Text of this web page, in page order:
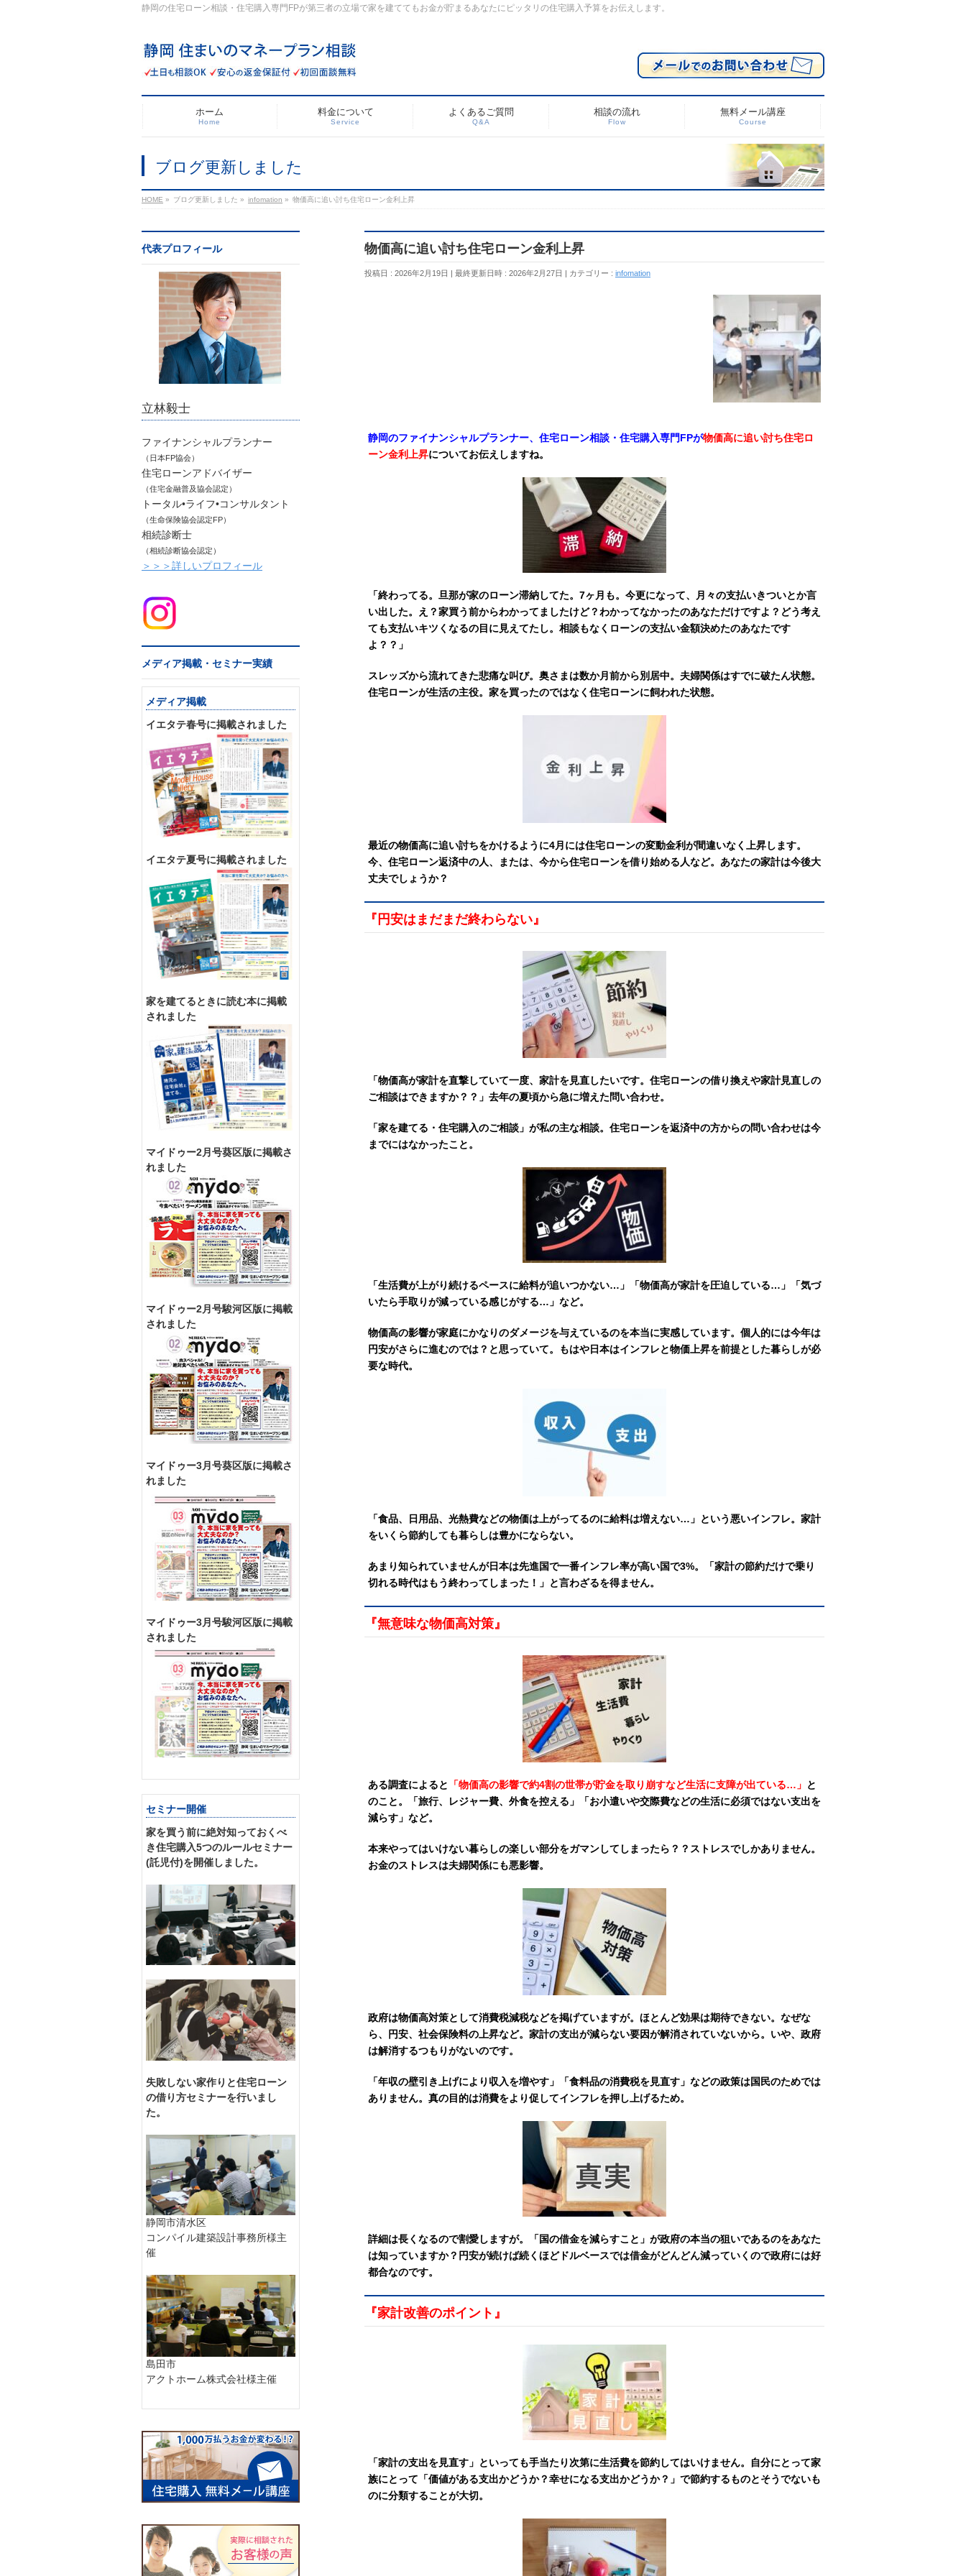
静岡の住宅ローン相談・住宅購入専門FPが第三者の立場で家を建ててもお金が貯まるあなたにピッタリの住宅購入予算をお伝えします。
ホーム
Home
料金について
Service
よくあるご質問
Q&A
相談の流れ
Flow
無料メール講座
Course
ブログ更新しました
HOME » ブログ更新しました » infomation » 物価高に追い討ち住宅ローン金利上昇
物価高に追い討ち住宅ローン金利上昇
投稿日 : 2026年2月19日 最終更新日時 : 2026年2月27日 カテゴリー : infomation
静岡のファイナンシャルプランナー、住宅ローン相談・住宅購入専門FPが物価高に追い討ち住宅ロ
ーン金利上昇についてお伝えしますね。
「終わってる。旦那が家のローン滞納してた。7ヶ月も。今更になって、月々の支払いきついとか言
い出した。え？家買う前からわかってましたけど？わかってなかったのあなただけですよ？どう考え
ても支払いキツくなるの目に見えてたし。相談もなくローンの支払い金額決めたのあなたです
よ？？」
スレッズから流れてきた悲痛な叫び。奥さまは数か月前から別居中。夫婦関係はすでに破たん状態。
住宅ローンが生活の主役。家を買ったのではなく住宅ローンに飼われた状態。
最近の物価高に追い討ちをかけるように4月には住宅ローンの変動金利が間違いなく上昇します。
今、住宅ローン返済中の人、または、今から住宅ローンを借り始める人など。あなたの家計は今後大
丈夫でしょうか？
『円安はまだまだ終わらない』
「物価高が家計を直撃していて一度、家計を見直したいです。住宅ローンの借り換えや家計見直しの
ご相談はできますか？？」去年の夏頃から急に増えた問い合わせ。
「家を建てる・住宅購入のご相談」が私の主な相談。 住宅ローンを返済中の方からの問い合わせは今
までにはなかったこと。
「生活費が上がり続けるペースに給料が追いつかない…」「物価高が家計を圧迫している…」「気づ
いたら手取りが減っている感じがする…」など。
物価高の影響が家庭にかなりのダメージを与えているのを本当に実感しています。個人的には今年は
円安がさらに進むのでは？と思っていて。もはや日本はインフレと物価上昇を前提とした暮らしが必
要な時代。
「食品、日用品、光熱費などの物価は上がってるのに給料は増えない…」という悪いインフレ。家計
をいくら節約しても暮らしは豊かにならない。
あまり知られていませんが日本は先進国で一番インフレ率が高い国で3%。
「家計の節約だけで乗り
切れる時代はもう終わってしまった！」と言わざるを得ません。
『無意味な物価高対策』
ある調査によると 「物価高の影響で約4割の世帯が貯金を取り崩すなど生活に支障が出ている…」 と
のこと。「旅行、レジャー費、外食を控える」「お小遣いや交際費などの生活に必須ではない支出を
減らす」など。
本来やってはいけない暮らしの楽しい部分をガマンしてしまったら？？ストレスでしかありません。
お金のストレスは夫婦関係にも悪影響。
政府は物価高対策として消費税減税などを掲げていますが。ほとんど効果は期待できない。なぜな
ら、円安、社会保険料の上昇など。家計の支出が減らない要因が解消されていないから。いや、政府
は解消するつもりがないのです。
「年収の壁引き上げにより収入を増やす」「食料品の消費税を見直す」などの政策は国民のためでは
ありません。真の目的は消費をより促してインフレを押し上げるため。
詳細は長くなるので割愛しますが。「国の借金を減らすこと」が政府の本当の狙いであるのをあなた
は知っていますか？円安が続けば続くほどドルベースでは借金がどんどん減っていくので政府には好
都合なのです。
『家計改善のポイント』
「家計の支出を見直す」といっても手当たり次第に生活費を節約してはいけません。自分にとって家
族にとって「価値がある支出かどうか？幸せになる支出かどうか？」で節約するものとそうでないも
のに分類することが大切。
代表プロフィール
立林毅士
ファイナンシャルプランナー
（日本FP協会）
住宅ローンアドバイザー
（住宅金融普及協会認定）
トータル•ライフ•コンサルタント
（生命保険協会認定FP）
相続診断士
（相続診断協会認定）
＞＞＞詳しいプロフィール
メディア掲載・セミナー実績
メディア掲載
イエタテ春号に掲載されました
イエタテ夏号に掲載されました
家を建てるときに読む本に掲載
されました
マイドゥー2月号葵区版に掲載さ
れました
マイドゥー2月号駿河区版に掲載
されました
マイドゥー3月号葵区版に掲載さ
れました
マイドゥー3月号駿河区版に掲載
されました
セミナー開催
家を買う前に絶対知っておくべ
き住宅購入5つのルールセミナー
(託児付)を開催しました。
失敗しない家作りと住宅ローン
の借り方セミナーを行いまし
た。
静岡市清水区
コンパイル建築設計事務所様主
催
島田市
アクトホーム株式会社様主催